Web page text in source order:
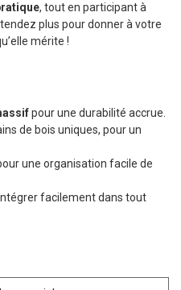
, tout en participant à
plus pour donner à votre
mérite !
pour une durabilité accrue.
de bois uniques, pour un
une organisation facile de
facilement dans tout